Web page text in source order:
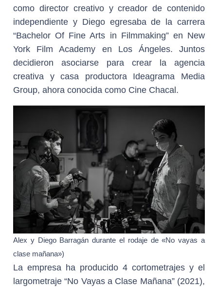
como director creativo y creador de contenido
independiente y Diego egresaba de la carrera
“Bachelor Of Fine Arts in Filmmaking” en New
York Film Academy en Los Ángeles. Juntos
decidieron asociarse para crear la agencia
creativa y casa productora Ideagrama Media
Group, ahora conocida como Cine Chacal.
Alex y Diego Barragán durante el rodaje de «No vayas a
clase mañana»)
La empresa ha producido 4 cortometrajes y el
largometraje “No Vayas a Clase Mañana” (2021),